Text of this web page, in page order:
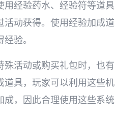
用经验药水、经验符等道
活动获得。使用经验加成
验。
殊活动或购买礼包时，也
道具，玩家可以利用这些
成，因此合理使用这些系